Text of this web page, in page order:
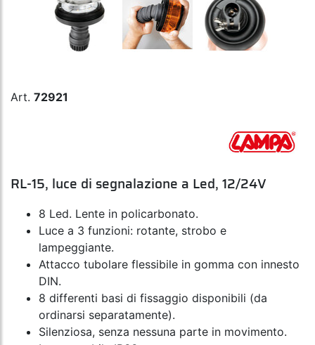
Art. 72921
RL-15, luce di segnalazione a Led, 12/24V
8 Led. Lente in policarbonato.
Luce a 3 funzioni: rotante, strobo e
lampeggiante.
Attacco tubolare flessibile in gomma con innesto
DIN.
8 differenti basi di fissaggio disponibili (da
ordinarsi separatamente).
Silenziosa, senza nessuna parte in movimento.